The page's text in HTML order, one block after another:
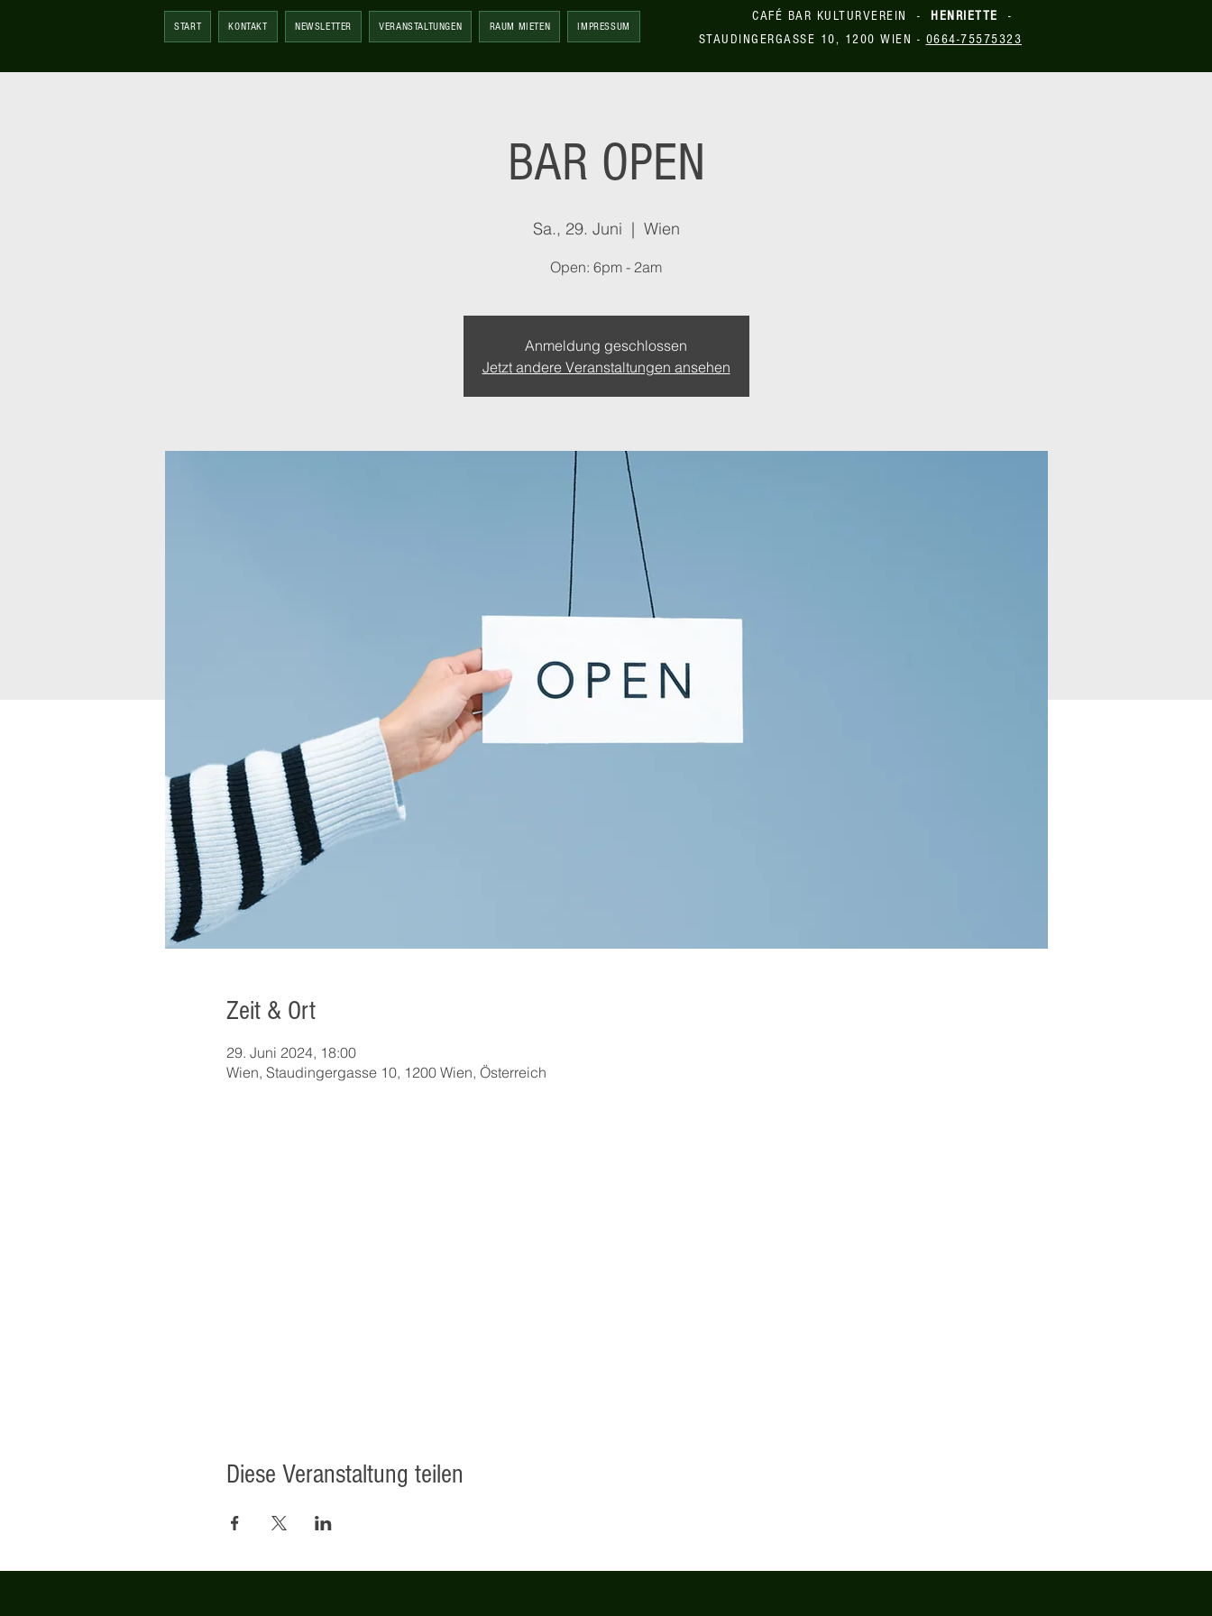
START KONTAKT NEWSLETTER VERANSTALTUNGEN RAUM MIETEN IMPRESSUM
CAFÉ BAR KULTURVEREIN - HENRIETTE -
STAUDINGERGASSE 10, 1200 WIEN - 0664-75575323
BAR OPEN
Sa., 29. Juni
  |
Wien
Open: 6pm - 2am
Anmeldung geschlossen
Jetzt andere Veranstaltungen ansehen
Zeit & Ort
29. Juni 2024, 18:00
Wien, Staudingergasse 10, 1200 Wien, Österreich
Diese Veranstaltung teilen